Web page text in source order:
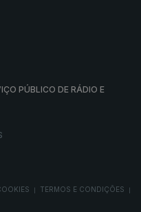
PÚBLICO DE RÁDIO E
TERMOS E CONDIÇÕES